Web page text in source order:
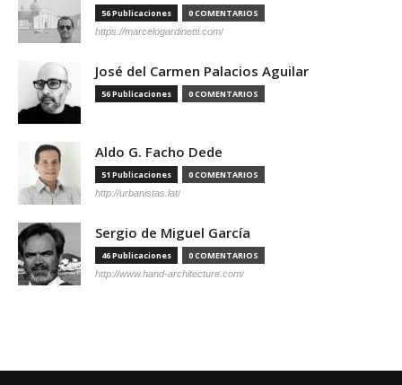
56 Publicaciones 0 COMENTARIOS
https://marcelogardinetti.com/
José del Carmen Palacios Aguilar
56 Publicaciones 0 COMENTARIOS
Aldo G. Facho Dede
51 Publicaciones 0 COMENTARIOS
http://urbanistas.lat/
Sergio de Miguel García
46 Publicaciones 0 COMENTARIOS
http://www.hand-architecture.com/